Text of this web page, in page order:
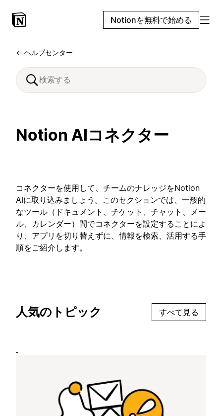
Notionを無料で始める
← ヘルプセンター
Notion AIコネクター
コネクターを使用して、チームのナレッジをNotion
AIに取り込みましょう。このセクションでは、一般的
なツール（ドキュメント、チケット、チャット、メー
ル、カレンダー）間でコネクターを設定することによ
り、アプリを切り替えずに、情報を検索、活用する手
順をご紹介します。
人気のトピック すべて見る